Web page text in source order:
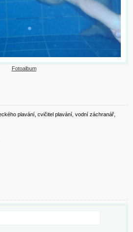
Fotoalbum
plavání, cvičitel plavání, vodní záchranář,